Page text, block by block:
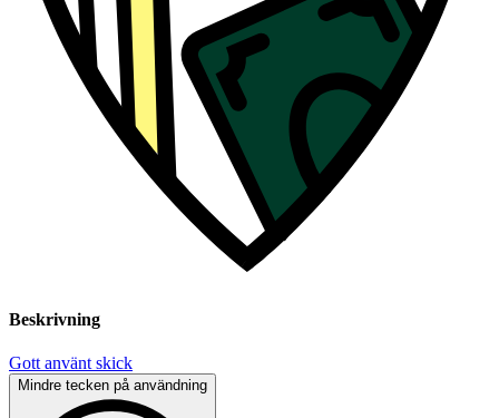
Beskrivning
Gott använt skick
Mindre tecken på användning